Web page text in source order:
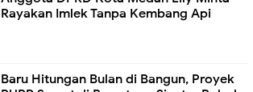
Rayakan Imlek Tanpa Kembang Api
Baru Hitungan Bulan di Bangun, Proyek